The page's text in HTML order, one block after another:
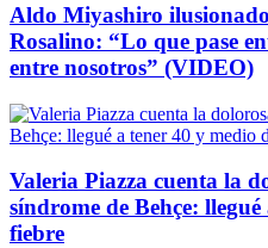
Aldo Miyashiro
Rosalino: “Lo que pase
entre nosotros” (VIDEO)
Valeria Piazza cuenta la
síndrome de Behçe:
fiebre